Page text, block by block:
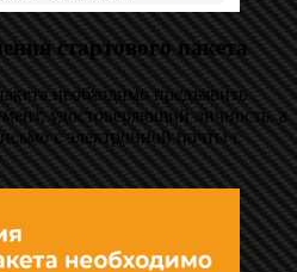
стартового пакета
необходимо предъявить
удостоверяющий личность, а
с электронной почты с